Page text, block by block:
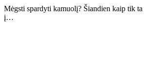
Mėgsti spardyti kamuolį? Šiandien kaip tik
į…